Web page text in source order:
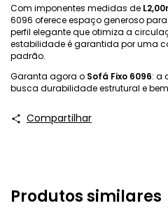
Com imponentes medidas de
6096 oferece espaço generoso
perfil elegante que otimiza a
estabilidade é garantida por uma
padrão.
Garanta agora o Sofá Fixo 6096: a
busca durabilidade estrutural e
Compartilhar
Produtos similares